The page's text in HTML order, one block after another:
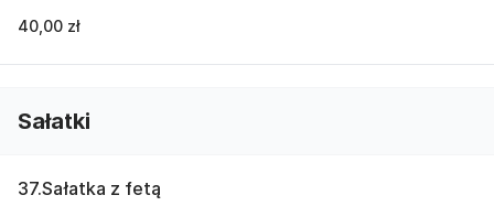
40,00 zł
Sałatki
37.Sałatka z fetą